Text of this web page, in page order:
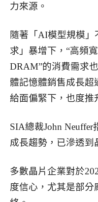
力來源。
隨著「AI模型規模」
求」暴增下，“高頻
DRAM”的消費需求
體記憶體銷售成長超
給面偏緊下，也度推
SIA總裁John
成長趨勢，已滲透到
多數晶片企業對於
度信心，尤其是部